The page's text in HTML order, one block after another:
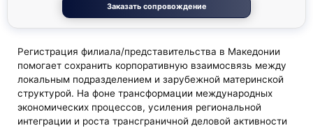
Заказать сопровождение
Регистрация филиала/представительства в Македонии
помогает сохранить корпоративную взаимосвязь между
локальным подразделением и зарубежной материнской
структурой. На фоне трансформации международных
экономических процессов, усиления региональной
интеграции и роста трансграничной деловой активности